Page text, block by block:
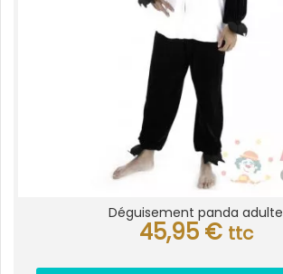
Déguisement panda adulte
45,95 € ttc